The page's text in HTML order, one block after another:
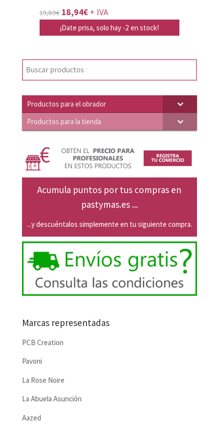
19,89€ El
precio
19,89€.
18,94€El
precio
+ IVA
¡Date prisa, solo hay -2 en stock!
Productos para el obrador
Productos para la tienda
Acumula puntos por tus compras en
pastymas.es ...
...y descuéntalos simplemente en tu siguiente compra.
Marcas representadas
PCB Creation
Pavoni
La Rose Noire
La Abuela Asunción
Aazed